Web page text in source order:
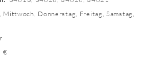
Mittwoch, Donnerstag, Freitag, Samstag,
€